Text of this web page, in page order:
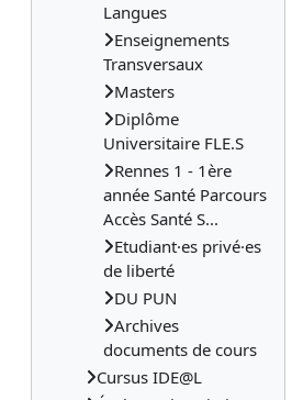
Langues
Enseignements
Transversaux
Masters
Diplôme
Universitaire FLE.S
Rennes 1 - 1ère
année Santé Parcours
Accès Santé S...
Etudiant·es privé·es
de liberté
DU PUN
Archives
documents de cours
Cursus IDE@L